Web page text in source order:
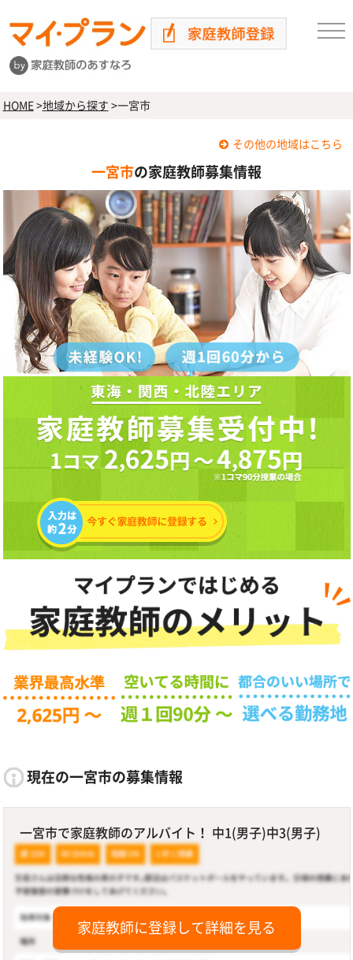
HOME>地域から探す >一宮市
その他の地域はこちら
一宮市の家庭教師募集情報
現在の一宮市の募集情報
一宮市で家庭教師のアルバイト！ 中1(男子)中3(男子)
家庭教師に登録して詳細を見る